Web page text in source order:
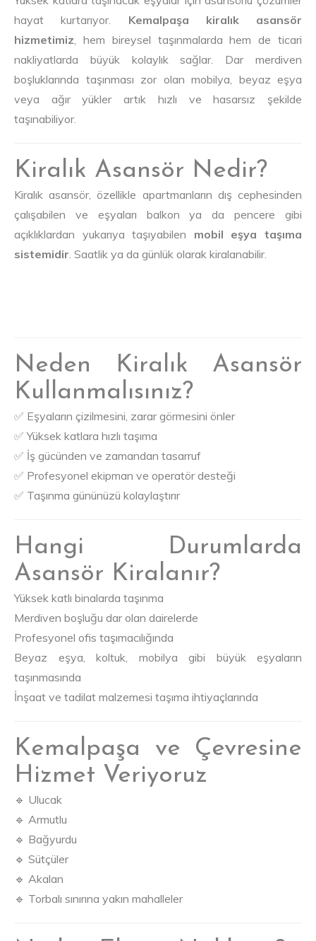
hayat kurtarıyor. Kemalpaşa kiralık asansör
hizmetimiz , hem bireysel taşınmalarda hem de ticari
nakliyatlarda büyük kolaylık sağlar. Dar merdiven
boşluklarında taşınması zor olan mobilya, beyaz eşya
veya ağır yükler artık hızlı ve hasarsız şekilde
taşınabiliyor.
Kiralık Asansör Nedir?
Kiralık asansör, özellikle apartmanların dış cephesinden
çalışabilen ve eşyaları balkon ya da pencere gibi
açıklıklardan yukarıya taşıyabilen mobil eşya taşıma
sistemidir . Saatlik ya da günlük olarak kiralanabilir.
Neden Kiralık Asansör
Kullanmalısınız?
✅ Eşyaların çizilmesini, zarar görmesini önler
✅ Yüksek katlara hızlı taşıma
✅ İş gücünden ve zamandan tasarruf
✅ Profesyonel ekipman ve operatör desteği
✅ Taşınma gününüzü kolaylaştırır
Hangi Durumlarda
Asansör Kiralanır?
Yüksek katlı binalarda taşınma
Merdiven boşluğu dar olan dairelerde
Profesyonel ofis taşımacılığında
Beyaz eşya, koltuk, mobilya gibi büyük eşyaların
taşınmasında
İnşaat ve tadilat malzemesi taşıma ihtiyaçlarında
Kemalpaşa ve Çevresine
Hizmet Veriyoruz
🔹 Ulucak
🔹 Armutlu
🔹 Bağyurdu
🔹 Sütçüler
🔹 Akalan
🔹 Torbalı sınırına yakın mahalleler